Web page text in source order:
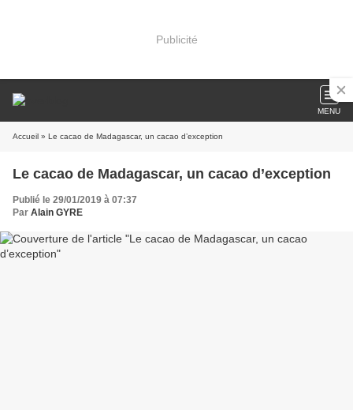
Publicité
MENU
Accueil » Le cacao de Madagascar, un cacao d’exception
Le cacao de Madagascar, un cacao d’exception
Publié le 29/01/2019 à 07:37
Par Alain GYRE